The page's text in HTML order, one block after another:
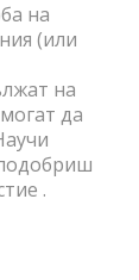
на
(или
на
да
.